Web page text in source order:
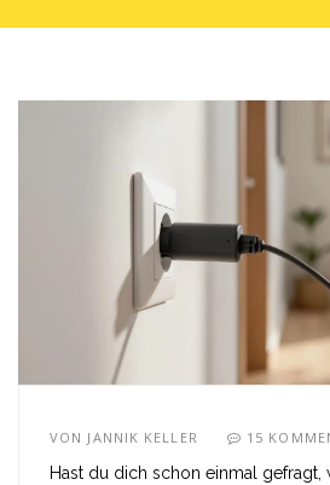
VON JANNIK KELLER 15
Hast du dich schon einmal gefragt,